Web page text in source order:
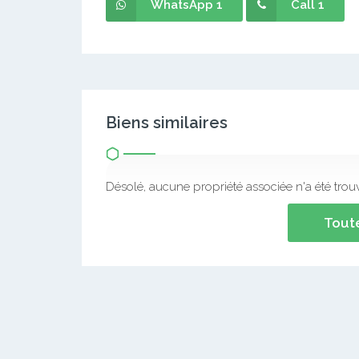
WhatsApp 1 Call 1
Biens similaires
Désolé, aucune propriété associée n'a été